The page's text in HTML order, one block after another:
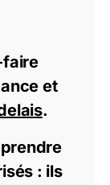
faire
et
.
: ils